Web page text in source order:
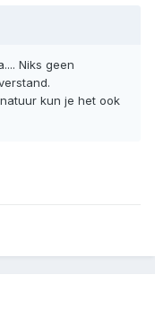
Niks geen
kun je het ook